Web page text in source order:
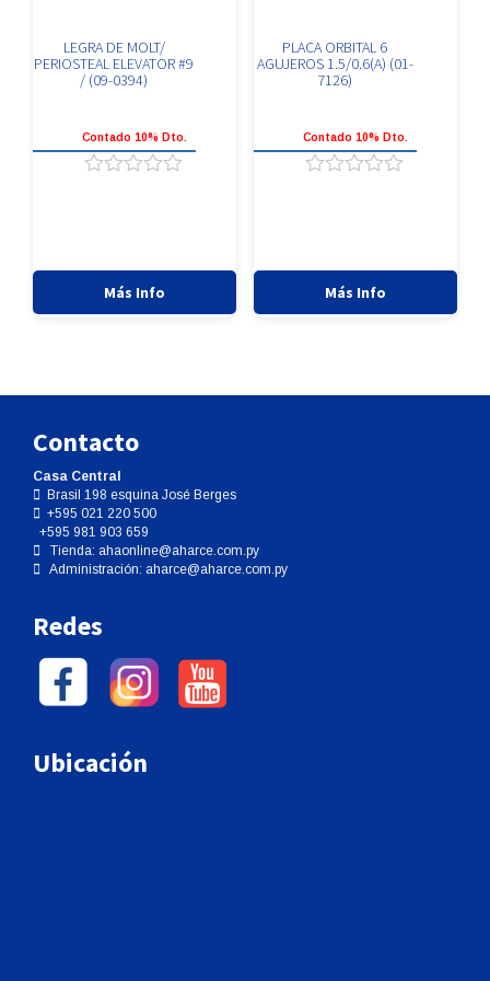
LEGRA DE MOLT/
PERIOSTEAL ELEVATOR #9
/ (09-0394)
Contado 10% Dto.
Más Info
PLACA ORBITAL 6
AGUJEROS 1.5/0.6(A) (01-
7126)
Contado 10% Dto.
Más Info
Contacto
Casa Central
Brasil 198 esquina José Berges
+595 021 220 500
+595 981 903 659
Tienda: ahaonline@aharce.com.py
Administración: aharce@aharce.com.py
Redes
Ubicación